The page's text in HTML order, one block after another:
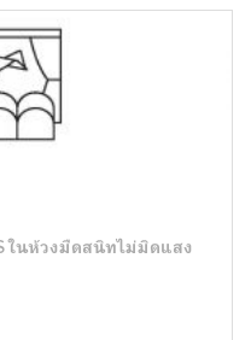
ในห้วงมืดสนิทไม่มิดแสง